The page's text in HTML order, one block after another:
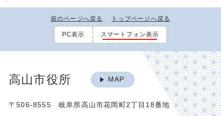
前のページへ戻る トップページへ戻る
PC表示 スマートフォン表示
高山市役所 MAP
〒506-8555 岐阜県高山市花岡町2丁目18番地